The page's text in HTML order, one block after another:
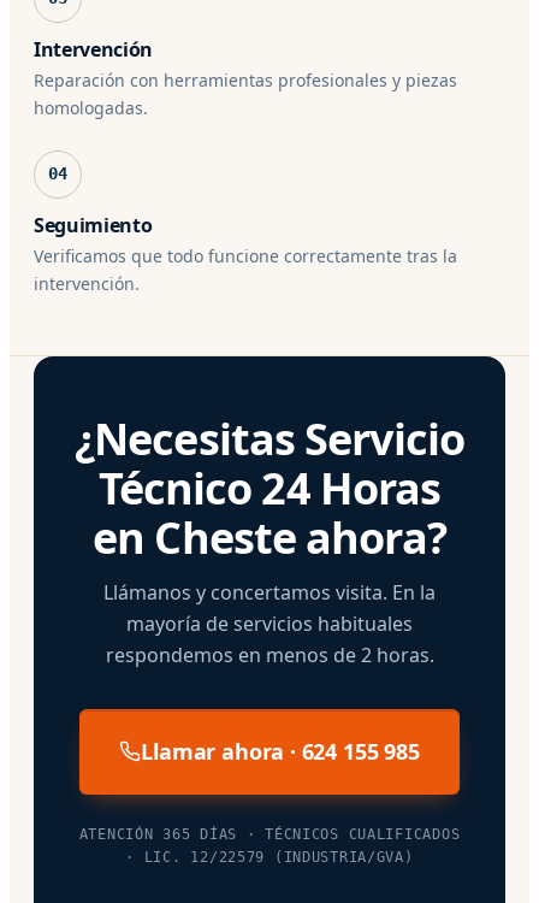
Intervención
Reparación con herramientas profesionales y piezas
homologadas.
04
Seguimiento
Verificamos que todo funcione correctamente tras la
intervención.
¿Necesitas Servicio
Técnico 24 Horas
en Cheste ahora?
Llámanos y concertamos visita. En la
mayoría de servicios habituales
respondemos en menos de 2 horas.
Llamar ahora · 624 155 985
ATENCIÓN 365 DÍAS · TÉCNICOS CUALIFICADOS
· LIC. 12/22579 (INDUSTRIA/GVA)